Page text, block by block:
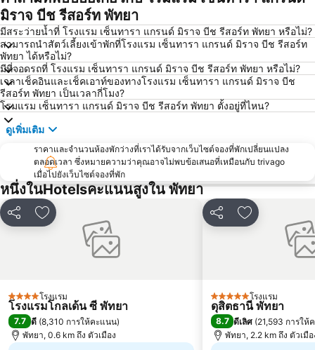
สนามบินนานาชาติอู่ตะเภา
CentralFestival Pattaya Beach
ท่าเรือแหลมฉบัง
สวนเสือศรีราชา
สถานีรถไฟพัทยา
บิ๊กซี เอ็กซ์ตร้า พัทยา3
Bali Hai Pier
อนุสาวรีย์กรมหลวงชุมพรเขตอุดมศักดิ์
Pattaya Floating Market
เอสเอฟเอ็กซ์ ซีเนม่า เซ็นทรัลพัทยาบีช
Art in Paradise
มิราจ บีช รีสอร์ท พัทยา
มีสระว่ายน้ำที่ โรงแรม เซ็นทารา แกรนด์ มิราจ บีช รีสอร์ท พัทยา หรือไม่?
สามารถนำสัตว์เลี้ยงเข้าพักที่โรงแรม เซ็นทารา แกรนด์ มิราจ บีช รีสอร์ท
พัทยา ได้หรือไม่?
มีที่จอดรถที่ โรงแรม เซ็นทารา แกรนด์ มิราจ บีช รีสอร์ท พัทยา หรือไม่?
เวลาเช็คอินและเช็คเอาท์ของทางโรงแรม เซ็นทารา แกรนด์ มิราจ บีช
รีสอร์ท พัทยา เป็นเวลากี่โมง?
โรมแรม เซ็นทารา แกรนด์ มิราจ บีช รีสอร์ท พัทยา ตั้งอยู่ที่ไหน?
ดูเพิ่มเติม
ราคาและจำนวนห้องพักว่างที่เราได้รับจากเว็บไซต์จองที่พักเปลี่ยนแปลง
ตลอดเวลา ซึ่งหมายความว่าคุณอาจไม่พบข้อเสนอที่เหมือนกับ trivago
เมื่อไปยังเว็บไซต์จองที่พัก
หนึ่งในHotelsคะแนนสูงใน พัทยา
แชร์ เพิ่มในรายการโปรด
4 ดาว โรงแรม
โรงแรมโกลเด้น ซี พัทยา
7.7 ดี (8,310 การให้คะแนน)
พัทยา, 0.6 km ถึง ตัวเมือง
แชร์ เพิ่มในรายกา
5 ดาว โรงแรม
ดุสิตธานี พัทยา
8.7 ดีเลิศ (21,593 การให้
พัทยา, 2.2 km ถึง ตัวเมือ